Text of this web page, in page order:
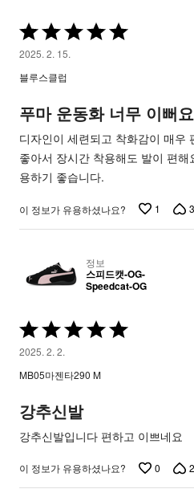
5
중
평
가
됨
2025. 2. 15.
블루스클럽
푸마 운동화 너무 이뻐요
디자인이 세련되고 착화감이 매우
좋아서 장시간 착용해도 발이 편
용하기 좋습니다.
이 정보가 유용하셨나요? 1 3
정보
스피드캣-OG-
Speedcat-OG
5
중
가
됨
2025. 2. 2.
MB05마젠타290 M
강추신발
강추신발입니다 편하고 이쁘네요
이 정보가 유용하셨나요? 0 2